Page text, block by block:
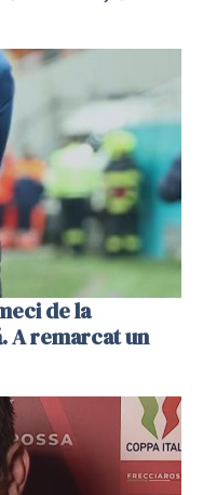
de la
A remarcat un